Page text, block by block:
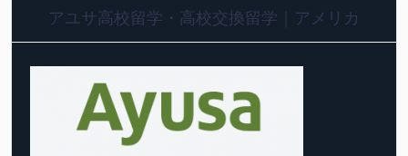
アユサ高校留学・高校交換留学｜アメリカ